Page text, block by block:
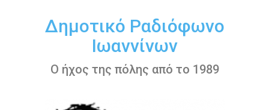
περιεχόμενοΔημοτικό Ραδιόφωνο
Ιωαννίνων
Ο ήχος της πόλης από το 1989